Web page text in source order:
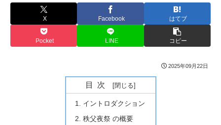
X Facebook はてブ
Pocket LINE コピー
2025年09月22日
目次
イントロダクション
秩父夜祭 の概要